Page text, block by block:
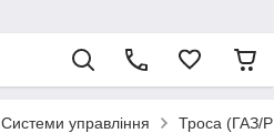
Системи управління Троса (ГАЗ/